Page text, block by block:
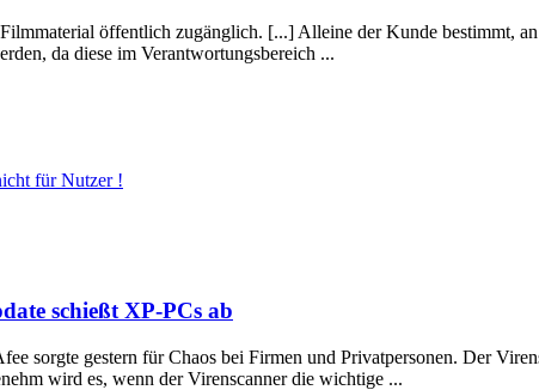
öffentlich zugänglich. [...] Alleine der Kunde bestimmt,
da diese im Verantwortungsbereich ...
für Nutzer !
schießt XP-PCs ab
sorgte gestern für Chaos bei Firmen und Privatpersonen. Der
wird es, wenn der Virenscanner die wichtige ...